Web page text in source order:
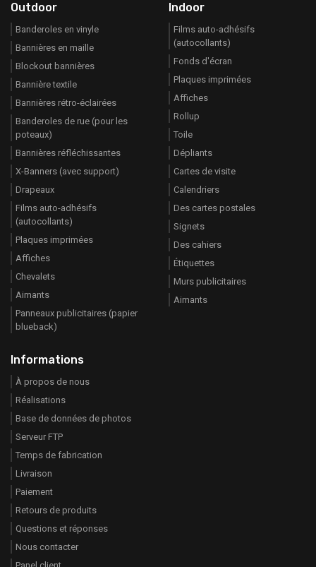
Outdoor
Banderoles en vinyle
Bannières en maille
Blockout bannières
Bannière textile
Bannières rétro-éclairées
Banderoles de rue (pour les
poteaux)
Bannières réfléchissantes
X-Banners (avec support)
Drapeaux
Films auto-adhésifs
(autocollants)
Plaques imprimées
Affiches
Chevalets
Aimants
Panneaux publicitaires (papier
blueback)
Indoor
Films auto-adhésifs
(autocollants)
Fonds d'écran
Plaques imprimées
Affiches
Rollup
Toile
Dépliants
Cartes de visite
Calendriers
Des cartes postales
Signets
Des cahiers
Étiquettes
Murs publicitaires
Aimants
Informations
À propos de nous
Réalisations
Base de données de photos
Serveur FTP
Temps de fabrication
Livraison
Paiement
Retours de produits
Questions et réponses
Nous contacter